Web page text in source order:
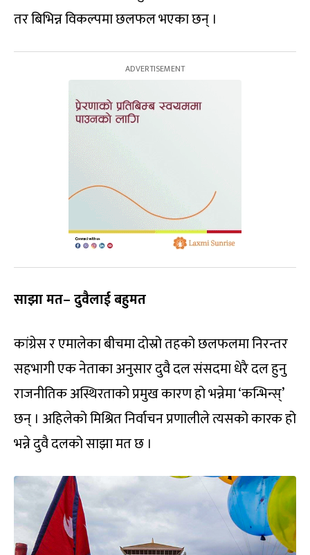
तर बिभिन्न विकल्पमा छलफल भएका छन् ।
साझा मत– दुवैलाई बहुमत
कांग्रेस र एमालेका बीचमा दोस्रो तहको छलफलमा निरन्तर
सहभागी एक नेताका अनुसार दुवै दल संसदमा धेरै दल हुनु
राजनीतिक अस्थिरताको प्रमुख कारण हो भन्नेमा ‘कन्भिन्स्’
छन् । अहिलेको मिश्रित निर्वाचन प्रणालीले त्यसको कारक हो
भन्ने दुवै दलको साझा मत छ ।